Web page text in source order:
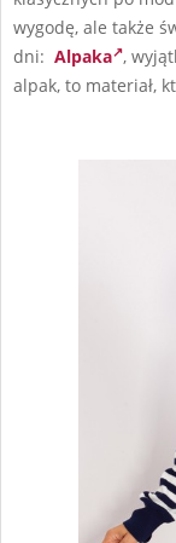
wygodę, ale także
dni: Alpaka ,
alpak, to materiał,